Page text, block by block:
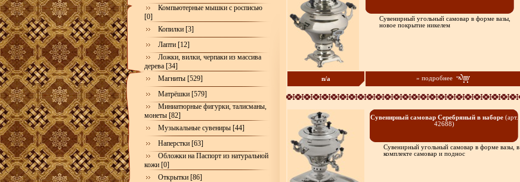
Компьютерные мышки с росписью
[0]
Копилки [3]
Лапти [12]
Ложки, вилки, черпаки из массива
дерева [34]
Магниты [529]
Матрёшки [579]
Миниатюрные фигурки, талисманы,
монеты [82]
Музыкальные сувениры [44]
Наперстки [63]
Обложки на Паспорт из натуральной
кожи [0]
Открытки [86]
Сувенирный угольный самовар в форме вазы,
новое покрытие никелем
n/a » подробнее
Сувенирный самовар Серебряный в наборе(арт.
42688)
Сувенирный угольный самовар в форме вазы, в
комплекте самовар и поднос